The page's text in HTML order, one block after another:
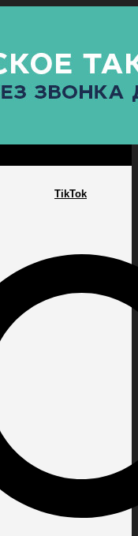
TikTok
ПРОКУРАТУРАСПОРТ